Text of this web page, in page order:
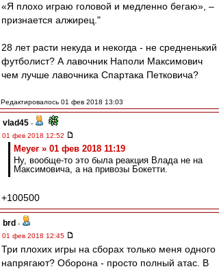
«Я плохо играю головой и медленно бегаю», –
признается алжирец."
28 лет расти некуда и некогда - не средненький
футболист? А лавочник Наполи Максимович
чем лучше лавочника Спартака Петковича?
Редактировалось 01 фев 2018 13:03
vlad45 -
01 фев 2018 12:52
Meyer » 01 фев 2018 11:19
Ну, вообще-то это была реакция Влада не на
Максимовича, а на привозы Бокетти.
+100500
brd -
01 фев 2018 12:45
Три плохих игры на сборах только меня одного
напрягают? Оборона - просто полный атас. В